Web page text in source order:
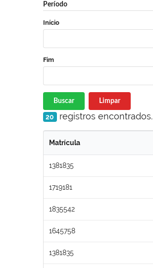
Período
Início
Fim
Buscar Limpar
20 registros encontrados.
Matrícula
1381835
1719181
1835542
1645758
1381835